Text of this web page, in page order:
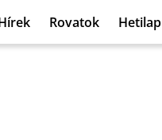
Rovatok Hetilap